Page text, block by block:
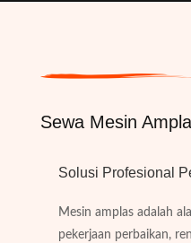
Sewa Mesin
Solusi Profesional
Mesin amplas adalah
pekerjaan perbaikan,